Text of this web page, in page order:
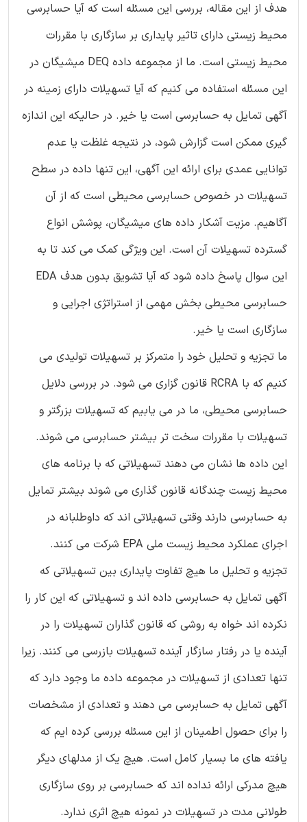
هدف از این مقاله، بررسی این مسئله است که آیا حسابرسی
محیط زیستی دارای تاثیر پایداری بر سازگاری با مقررات
محیط زیستی است. ما از مجموعه داده DEQ میشیگان در
این مسئله استفاده می کنیم که آیا تسهیلات دارای زمینه در
آگهی تمایل به حسابرسی است یا خیر. در حالیکه این اندازه
گیری ممکن است گزارش شود، در نتیجه غلظت یا عدم
توانایی عمدی برای ارائه این آگهی، این تنها داده در سطح
تسهیلات در خصوص حسابرسی محیطی است که از آن
آگاهیم. مزیت آشکار داده های میشیگان، پوشش انواع
گسترده تسهیلات آن است. این ویژگی کمک می کند تا به
این سوال پاسخ داده شود که آیا تشویق بدون هدف EDA
حسابرسی محیطی بخش مهمی از استراتژی اجرایی و
سازگاری است یا خیر.
ما تجزیه و تحلیل خود را متمرکز بر تسهیلات تولیدی می
کنیم که با RCRA قانون گزاری می شود. در بررسی دلایل
حسابرسی محیطی، ما در می یابیم که تسهیلات بزرگتر و
تسهیلات با مقررات سخت تر بیشتر حسابرسی می شوند.
این داده ها نشان می دهند تسهیلاتی که با برنامه های
محیط زیست چندگانه قانون گذاری می شوند بیشتر تمایل
به حسابرسی دارند وقتی تسهیلاتی اند که داوطلبانه در
اجرای عملکرد محیط زیست ملی EPA شرکت می کنند.
تجزیه و تحلیل ما هیچ تفاوت پایداری بین تسهیلاتی که
آگهی تمایل به حسابرسی داده اند و تسهیلاتی که این کار را
نکرده اند خواه به روشی که قانون گذاران تسهیلات را در
آینده یا در رفتار سازگار آینده تسهیلات بازرسی می کنند. زیرا
تنها تعدادی از تسهیلات در مجموعه داده ما وجود دارد که
آگهی تمایل به حسابرسی می دهند و تعدادی از مشخصات
را برای حصول اطمینان از این مسئله بررسی کرده ایم که
یافته های ما بسیار کامل است. هیچ یک از مدلهای دیگر
هیچ مدرکی ارائه نداده اند که حسابرسی بر روی سازگاری
طولانی مدت در تسهیلات در نمونه هیچ اثری ندارد.